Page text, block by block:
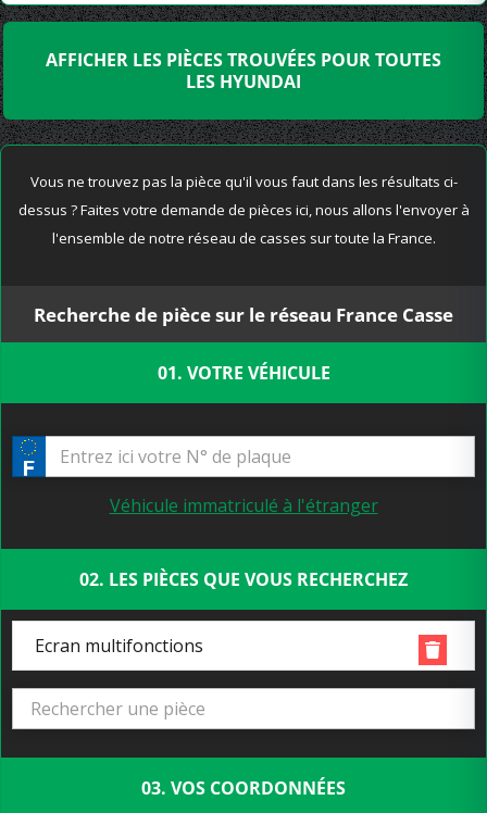
AFFICHER LES PIÈCES TROUVÉES POUR TOUTES
LES HYUNDAI
Vous ne trouvez pas la pièce qu'il vous faut dans les résultats ci-
dessus ? Faites votre demande de pièces ici, nous allons l'envoyer à
l'ensemble de notre réseau de casses sur toute la France.
Recherche de pièce sur le réseau France Casse
01. VOTRE VÉHICULE
Véhicule immatriculé à l'étranger
02. LES PIÈCES QUE VOUS RECHERCHEZ
Ecran multifonctions
03. VOS COORDONNÉES